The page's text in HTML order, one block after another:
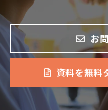
お
資料を無料